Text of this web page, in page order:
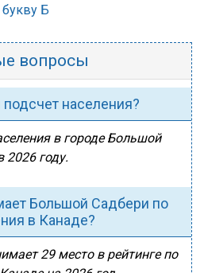
Б
вопросы
населения?
в городе Большой
2026 году.
Большой Садбери по
в Канаде?
29 место в рейтинге по